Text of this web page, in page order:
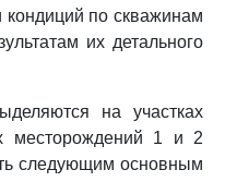
кондиций по скважинам
их детального
на участках
месторождений 1 и 2
следующим основным